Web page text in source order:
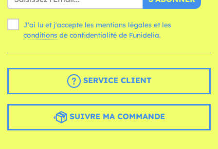
J'ai lu et j'accepte les mentions légales et les
conditions de confidentialité de Funidelia.
SERVICE CLIENT
SUIVRE MA COMMANDE